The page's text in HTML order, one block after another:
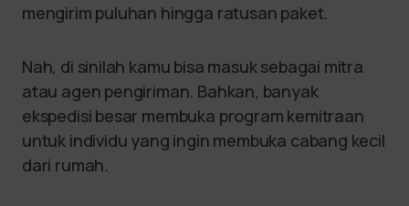
mengirim puluhan hingga ratusan paket.
Nah, di sinilah kamu bisa masuk sebagai mitra
atau agen pengiriman. Bahkan, banyak
ekspedisi besar membuka program kemitraan
untuk individu yang ingin membuka cabang kecil
dari rumah.